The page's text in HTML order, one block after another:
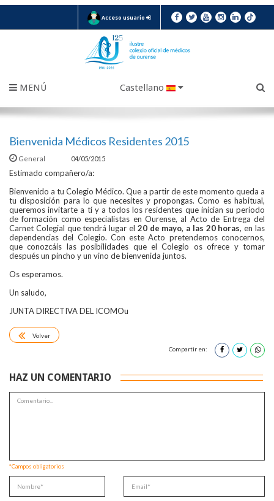
Acceso usuario
MENÚ Castellano
Bienvenida Médicos Residentes 2015
General 04/05/2015
Estimado compañero/a:
Bienvenido a tu Colegio Médico. Que a partir de este momento queda a
tu disposición para lo que necesites y propongas. Como es habitual,
queremos invitarte a tí y a todos los residentes que inician su periodo
de formación como especialistas en Ourense, al Acto de Entrega del
Carnet Colegial que tendrá lugar el 20 de mayo, a las 20 horas, en las
dependencias del Colegio. Con este Acto pretendemos conocernos,
que conozcáis las posibilidades que el Colegio os ofrece y tomar
después un pincho y un vino de bienvenida juntos.
Os esperamos.
Un saludo,
JUNTA DIRECTIVA DEL ICOMOu
Volver
Compartir en:
HAZ UN COMENTARIO
*Campos obligatorios